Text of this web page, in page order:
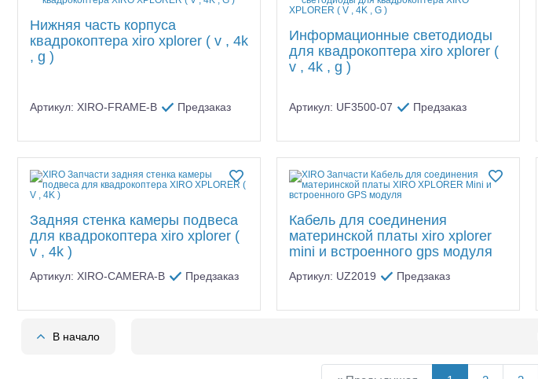
Нижняя часть корпуса
квадрокоптера xiro xplorer ( v , 4k
, g )
Артикул: XIRO-FRAME-B Предзаказ
Информационные светодиоды
для квадрокоптера xiro xplorer (
v , 4k , g )
Артикул: UF3500-07 Предзаказ
Задняя стенка камеры подвеса
для квадрокоптера xiro xplorer (
v , 4k )
Артикул: XIRO-CAMERA-B Предзаказ
Кабель для соединения
материнской платы xiro xplorer
mini и встроенного gps модуля
Артикул: UZ2019 Предзаказ
В начало